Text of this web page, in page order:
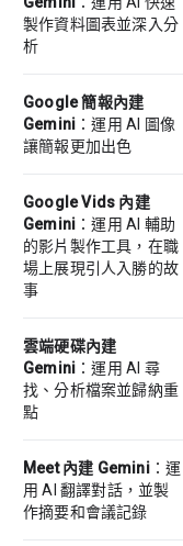
製作資料圖表並深入分
析
Google 簡報內建
Gemini ：運用 AI 圖像
讓簡報更加出色
Google Vids 內建
Gemini ：運用 AI 輔助
的影片製作工具，在職
場上展現引人入勝的故
事
雲端硬碟內建
Gemini ：運用 AI 尋
找、分析檔案並歸納重
點
Meet 內建 Gemini：運
用 AI 翻譯對話，並製
作摘要和會議記錄